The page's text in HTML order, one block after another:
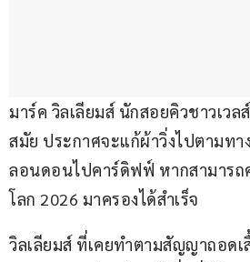
มาร์ค วิลเลียมส์ นักสอยคิวชาวเวล
สมัย ประกาศจะแก้ผ้าวิ่งไปตามทา
ลอนดอนไปคาร์ดิฟฟ์ หากสามารถ
โลก 2026 มาครองได้สำเร็จ
วิลเลียมส์ ที่เคยทำตามสัญญาถอด